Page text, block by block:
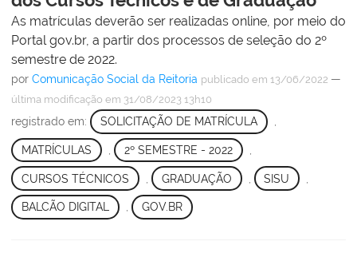
As matrículas deverão ser realizadas online, por meio do
Portal gov.br, a partir dos processos de seleção do 2º
semestre de 2022.
por Comunicação Social da Reitoria publicado em 13/06/2022 —
última modificação em 31/08/2023 13h10
registrado em: SOLICITAÇÃO DE MATRÍCULA ,
MATRÍCULAS 2º SEMESTRE - 2022
CURSOS TÉCNICOS GRADUAÇÃO SISU
BALCÃO DIGITAL , GOV.BR